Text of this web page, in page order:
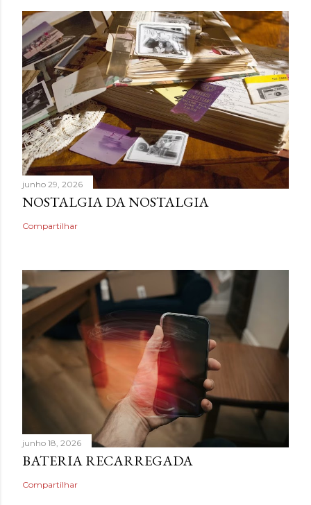
junho 29, 2026
NOSTALGIA DA NOSTALGIA
Compartilhar
junho 18, 2026
BATERIA RECARREGADA
Compartilhar